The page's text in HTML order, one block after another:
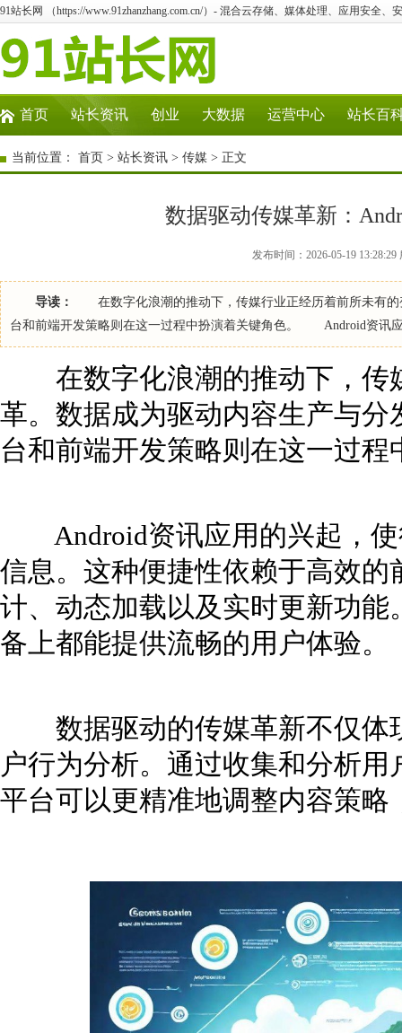
91站长网 （https://www.91zhanzhang.com.cn/）- 混合云存储、媒体处理、应用安全、
首页 站长资讯 创业 大数据 运营中心 站长百
当前位置： 首页 > 站长资讯 > 传媒 > 正文
数据驱动传媒革新：
发布时间：2026-05-19
导读：
在数字化浪潮的推动下，传媒行业正经历着前所未有的
台和前端开发策略则在这一过程中扮演着关键角色。 Android资讯
在数字化浪潮的推动下，传
革。数据成为驱动内容生产与
台和前端开发策略则在这一过程
Android资讯应用的兴起，使
信息。这种便捷性依赖于高效
计、动态加载以及实时更新功
备上都能提供流畅的用户体验。
数据驱动的传媒革新不仅体
户行为分析。通过收集和分析
平台可以更精准地调整内容策略